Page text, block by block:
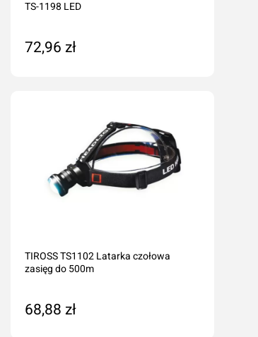
TS-1198 LED
72,96 zł
TIROSS TS1102 Latarka czołowa
zasięg do 500m
68,88 zł